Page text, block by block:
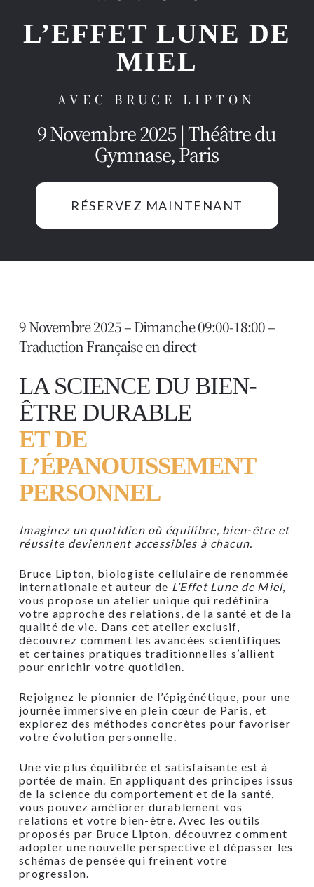
L’EFFET LUNE DE
MIEL
AVEC BRUCE LIPTON
9 Novembre 2025 | Théâtre du
Gymnase, Paris
RÉSERVEZ MAINTENANT
9 Novembre 2025 – Dimanche 09:00-18:00 –
Traduction Française en direct
LA SCIENCE DU BIEN-
ÊTRE DURABLE
ET DE
L’ÉPANOUISSEMENT
PERSONNEL
Imaginez un quotidien où équilibre, bien-être et
réussite deviennent accessibles à chacun.
Bruce Lipton, biologiste cellulaire de renommée
internationale et auteur de L’Effet Lune de Miel,
vous propose un atelier unique qui redéfinira
votre approche des relations, de la santé et de la
qualité de vie. Dans cet atelier exclusif,
découvrez comment les avancées scientifiques
et certaines pratiques traditionnelles s’allient
pour enrichir votre quotidien.
Rejoignez le pionnier de l’épigénétique, pour une
journée immersive en plein cœur de Paris, et
explorez des méthodes concrètes pour favoriser
votre évolution personnelle.
Une vie plus équilibrée et satisfaisante est à
portée de main. En appliquant des principes issus
de la science du comportement et de la santé,
vous pouvez améliorer durablement vos
relations et votre bien-être. Avec les outils
proposés par Bruce Lipton, découvrez comment
adopter une nouvelle perspective et dépasser les
schémas de pensée qui freinent votre
progression.